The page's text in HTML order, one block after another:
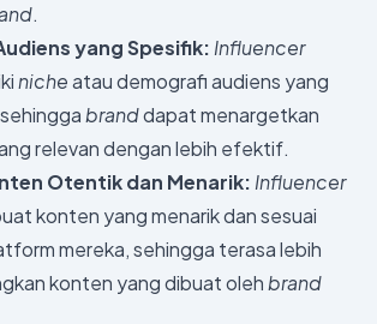
.
yang Spesifik: Influencer
nicheatau demografi audiens yang
branddapat menargetkan
relevan dengan lebih efektif.
Otentik dan Menarik: Influencer
konten yang menarik dan sesuai
mereka, sehingga terasa lebih
konten yang dibuat olehbrand